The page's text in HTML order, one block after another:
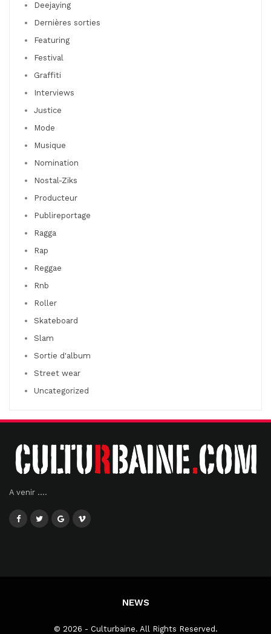
Deejaying
Dernières sorties
Featuring
Festival
Graffiti
Interviews
Justice
Mode
Musique
Nomination
Nostal-Ziks
Producteur
Publireportage
Ragga
Rap
Reggae
Rnb
Roller
Skateboard
Slam
Sortie d'album
Street wear
Uncategorized
A venir ....
NEWS
© 2026 - Culturbaine. All Rights Reserved.